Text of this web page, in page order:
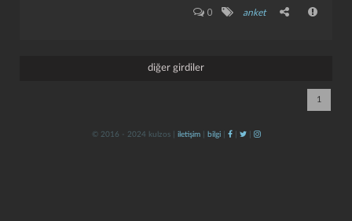
+o onur'un numarayı gönder bana.
0 anket
diğer girdiler
1
kapat kaydet
© 2016 - 2024 kulzos | iletişim| bilgi| | |